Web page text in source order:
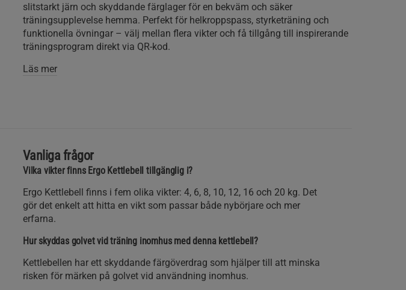
slitstarkt järn och skyddande färglager för en bekväm och säker
träningsupplevelse hemma. Perfekt för helkroppspass, styrketräning och
funktionella övningar – välj mellan flera vikter och få tillgång till inspirerande
träningsprogram direkt via QR-kod.
Läs mer
Vanliga frågor
Vilka vikter finns Ergo Kettlebell tillgänglig i?
Ergo Kettlebell finns i fem olika vikter: 4, 6, 8, 10, 12, 16 och 20 kg. Det
gör det enkelt att hitta en vikt som passar både nybörjare och mer
erfarna.
Hur skyddas golvet vid träning inomhus med denna kettlebell?
Kettlebellen har ett skyddande färgöverdrag som hjälper till att minska
risken för märken på golvet vid användning inomhus.